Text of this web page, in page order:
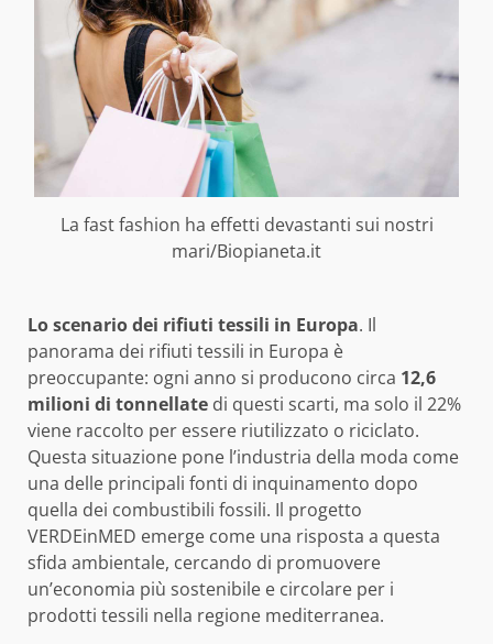
La fast fashion ha effetti devastanti sui nostri
mari/Biopianeta.it
Lo scenario dei rifiuti tessili in Europa. Il
panorama dei rifiuti tessili in Europa è
preoccupante: ogni anno si producono circa 12,6
milioni di tonnellate di questi scarti, ma solo il 22%
viene raccolto per essere riutilizzato o riciclato.
Questa situazione pone l’industria della moda come
una delle principali fonti di inquinamento dopo
quella dei combustibili fossili. Il progetto
VERDEinMED emerge come una risposta a questa
sfida ambientale, cercando di promuovere
un’economia più sostenibile e circolare per i
prodotti tessili nella regione mediterranea.